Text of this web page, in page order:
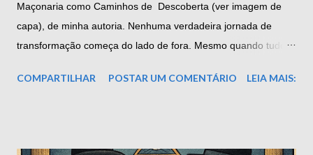
Maçonaria como Caminhos de Descoberta (ver imagem de
capa), de minha autoria. Nenhuma verdadeira jornada de
transformação começa do lado de fora. Mesmo quando tudo
que realmente se inicia é um movimento interno. É o próprio
COMPARTILHAR POSTAR UM COMENTÁRIO LEIA MAIS: